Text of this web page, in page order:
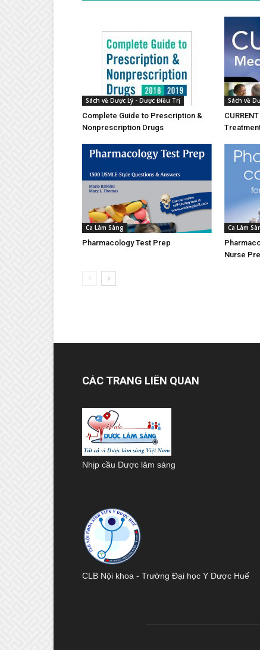
Sách về Dược Lý - Dược Điều Trị
Complete Guide to Prescription &
Nonprescription Drugs
Sách về
Ca Lâm Sàng
Pharmacology Test Prep
Ca Lâm
Nurse
CÁC TRANG LIÊN QUAN
Nhịp cầu Dược lâm sàng
CLB Nội khoa - Trường Đại học Y Dược Huế